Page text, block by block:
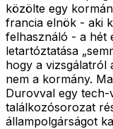
közölte egy
francia elnök - aki
felhasználó - a hét
letartóztatása
hogy a vizsgálatról
nem a kormány.
Durovval egy
találkozósorozat
állampolgárságot